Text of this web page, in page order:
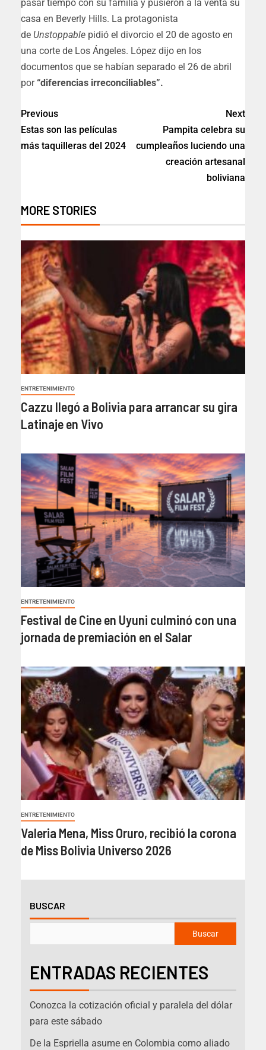
pasar tiempo con su familia y pusieron a la venta su
casa en Beverly Hills. La protagonista
de Unstoppable pidió el divorcio el 20 de agosto en
una corte de Los Ángeles. López dijo en los
documentos que se habían separado el 26 de abril
por“diferencias irreconciliables”.
Previous
Estas son las películas
más taquilleras del 2024
Next
Pampita celebra su
cumpleaños luciendo una
creación artesanal
boliviana
MORE STORIES
ENTRETENIMIENTO
Cazzu llegó a Bolivia para arrancar su gira
Latinaje en Vivo
ENTRETENIMIENTO
Festival de Cine en Uyuni culminó con una
jornada de premiación en el Salar
ENTRETENIMIENTO
Valeria Mena, Miss Oruro, recibió la corona
de Miss Bolivia Universo 2026
BUSCAR
Buscar
ENTRADAS RECIENTES
Conozca la cotización oficial y paralela del dólar
para este sábado
De la Espriella asume en Colombia como aliado